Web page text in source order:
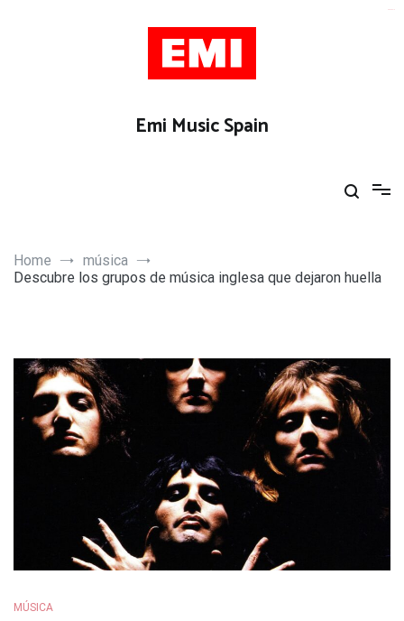
Emi Music Spain
Home
música
Descubre los grupos de música inglesa que dejaron huella
MÚSICA